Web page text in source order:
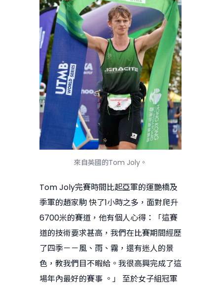
來自英國的Tom Joly。
Tom Joly完賽時間比起亞軍的運艷橋及
季軍的趙家駒 快了1小時之多，面對爬升
6700米的賽道，他有個人心得：「這賽
道的技術要求甚高，我們在比賽期間經歷
了四季－－風、雨、霧，還有迷人的景
色，教我們目不暇給。我很高興完成了這
場年內最好的賽事 。」 至於女子組冠軍